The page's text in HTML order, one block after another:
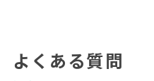
よくある質問